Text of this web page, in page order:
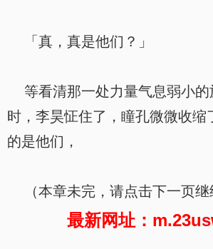
「真，真是他们？」
等看清那一处力量气息弱小的
时，李昊怔住了，瞳孔微微收缩
的是他们，
（本章未完，请点击下一页继
最新网址：